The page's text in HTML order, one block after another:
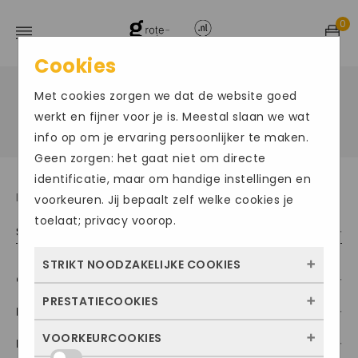
0
Home / Product Merk / Waldlaufer /
Waldlaufer
Resultaat 49–63 van de 63 resultaten wordt getoond
Sorteer op populariteit
Categorieën
Maat
Breedtemaat
Cookies
Met cookies zorgen we dat de website goed
werkt en fijner voor je is. Meestal slaan we wat
info op om je ervaring persoonlijker te maken.
Geen zorgen: het gaat niet om directe
identificatie, maar om handige instellingen en
voorkeuren. Jij bepaalt zelf welke cookies je
toelaat; privacy voorop.
STRIKT NOODZAKELIJKE COOKIES
Deze cookies zorgen ervoor dat de website
kunnen niet worden uitgezet. Meestal
PRESTATIECOOKIES
Met deze cookies zien we hoe vaak onze
VOORKEURCOOKIES